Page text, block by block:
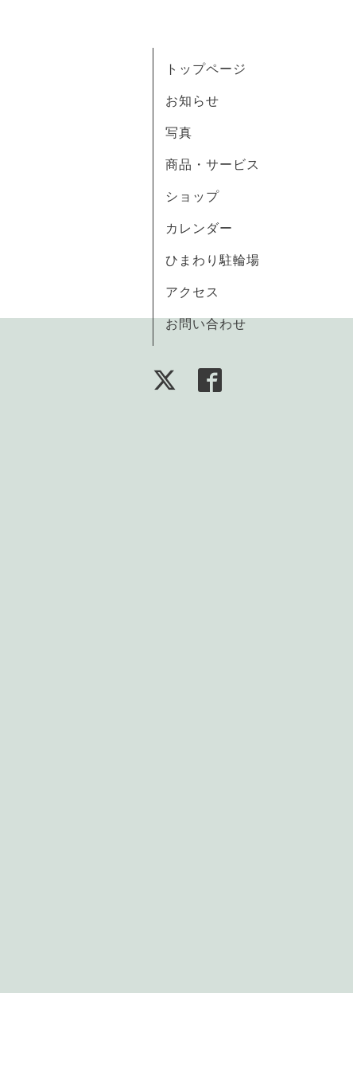
トップページ
お知らせ
写真
商品・サービス
ショップ
カレンダー
ひまわり駐輪場
アクセス
お問い合わせ